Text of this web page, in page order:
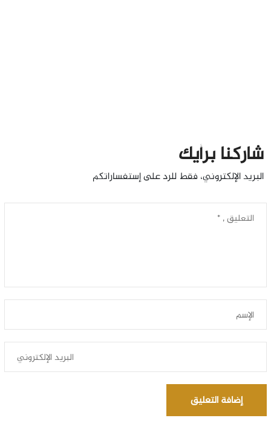
شاركنا برأيك
البريد الإلكتروني، فقط للرد على إستفساراتكم
إضافة التعليق